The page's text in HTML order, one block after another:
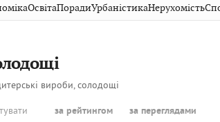
Стрий
Хмельницький
Публікації
ОсвітаПорадиУрбаністикаНерухомість
вироби, солодощі
за рейтингом за переглядами